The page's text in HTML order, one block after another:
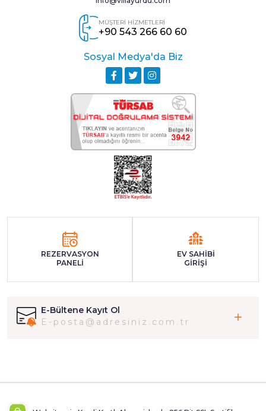
REZERVASYON
PANELİ
EV SAHİBİ
GİRİŞİ
MÜŞTERİ HİZMETLERİ
+90 543 266 60 60
Sosyal Medya'da Biz
E-Bültene Kayıt Ol